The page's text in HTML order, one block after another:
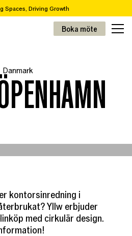
Spaces, Driving Growth
för kontor, från 49kr/m 2
för kontor, från 49kr/m
Boka möte
Danmark
kontorsinredning i
Yllw erbjuder
med cirkulär design.